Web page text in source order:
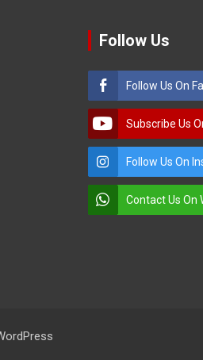
Follow Us
Follow Us On
Subscribe Us
Follow Us On
Contact Us On